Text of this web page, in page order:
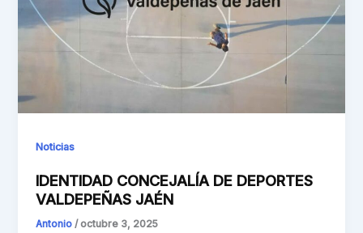
Noticias
IDENTIDAD CONCEJALÍA DE DEPORTES
VALDEPEÑAS JAÉN
Antonio/octubre 3, 2025